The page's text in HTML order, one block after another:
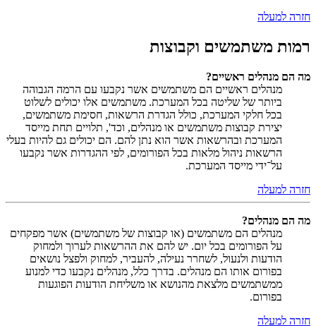
חזרה למעלה
רמות משתמשים וקבוצות
מה הם מנהלים ראשיים?
מנהלים ראשיים הם משתמשים אשר נקבעו עם הרמה הגבוהה
ביותר של שליטה בכל המערכת. משתמשים אלו יכולים לשלוט
בכל חלקי המערכת, כולל הגדרת הרשאות, חסימת משתמשים,
יצירת קבוצות משתמשים או מנהלים, וכד', תלויים תחת מייסד
המערכת ובהרשאות אשר הוא נתן להם. הם יכולים גם להיות בעלי
הרשאות ניהול מלאות בכל הפורומים, לפי ההגדרות אשר נקבעו
על־ידי מייסד המערכת.
חזרה למעלה
מה הם מנהלים?
מנהלים הם משתמשים (או קבוצות של משתמשים) אשר מפקחים
על הפורומים בכל יום. יש להם את ההרשאות לערוך ולמחוק
הודעות ולנעול, לשחרר נעילה, להעביר, למחוק ולפצל נושאים
בפורום אותו הם מנהלים. בדרך כלל, מנהלים נקבעו כדי למנוע
ממשתמשים מלצאת מהנושא או משליחת הודעות הפוגעות
בפורום.
חזרה למעלה